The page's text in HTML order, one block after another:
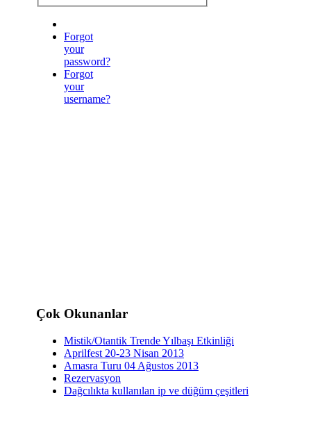
Forgot
your
password?
Forgot
your
username?
Çok Okunanlar
Mistik/Otantik Trende Yılbaşı Etkinliği
Aprilfest 20-23 Nisan 2013
Amasra Turu 04 Ağustos 2013
Rezervasyon
Dağcılıkta kullanılan ip ve düğüm çeşitleri